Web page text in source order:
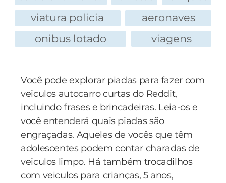
Não deixe o prazo PASSAT.
MONZA obra, venha LOGUS.
Estamos KOMBInados?
fale com a RENAULTa ou com o
volksWAGNER. Boa VOYAGE e POINTER
final.
Seguro Ouro Automóvel, bem melhor KIA
concorrência!
PS.: Se você achou isto um sarro, CHEROKEE e
MONDE-o para um amigo, tá o KA?
viatura policia
aeronaves
onibus lotado
viagens
Você pode explorar piadas para fazer com
veiculos autocarro curtas do Reddit,
incluindo frases e brincadeiras. Leia-os e
você entenderá quais piadas são
engraçadas. Aqueles de vocês que têm
adolescentes podem contar charadas de
veiculos limpo. Há também trocadilhos
com veiculos para crianças, 5 anos,